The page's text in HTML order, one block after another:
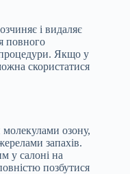
і видаляє
повного
процедури. Якщо у
скористатися
озону,
запахів.
у салоні на
позбутися